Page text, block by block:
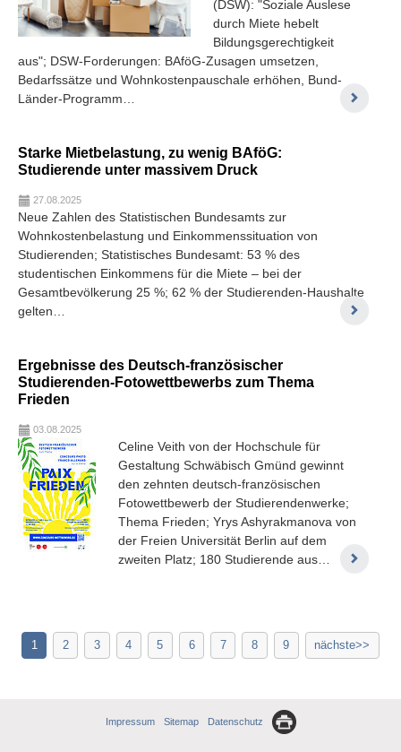
(DSW): "Soziale Auslese
durch Miete hebelt
Bildungsgerechtigkeit
aus"; DSW-Forderungen: BAföG-Zusagen umsetzen,
Bedarfssätze und Wohnkostenpauschale erhöhen, Bund-
Länder-Programm…
Starke Mietbelastung, zu wenig BAföG:
Studierende unter massivem Druck
27.08.2025
Neue Zahlen des Statistischen Bundesamts zur
Wohnkostenbelastung und Einkommenssituation von
Studierenden; Statistisches Bundesamt: 53 % des
studentischen Einkommens für die Miete – bei der
Gesamtbevölkerung 25 %; 62 % der Studierenden-Haushalte
gelten…
Ergebnisse des Deutsch-französischer
Studierenden-Fotowettbewerbs zum Thema
Frieden
03.08.2025
Celine Veith von der Hochschule für
Gestaltung Schwäbisch Gmünd gewinnt
den zehnten deutsch-französischen
Fotowettbewerb der Studierendenwerke;
Thema Frieden; Yrys Ashyrakmanova von
der Freien Universität Berlin auf dem
zweiten Platz; 180 Studierende aus…
1 2 3 4 5 6 7 8 9 nächste
Impressum Sitemap Datenschutz